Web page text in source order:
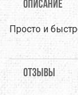
ОПИСАНИЕ
Просто и
ОТЗЫВЫ